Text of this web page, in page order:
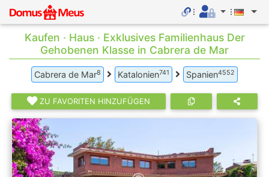
Kaufen · Haus · Exklusives Familienhaus Der
Gehobenen Klasse in Cabrera de Mar
Cabrera de Mar8 Katalonien741 Spanien4552
ZU FAVORITEN HINZUFÜGEN